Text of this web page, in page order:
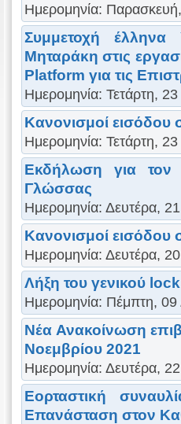
Ημερομηνία:
Συμμετοχή
Μηταράκη στις
Platform για τις
Ημερομηνία: Τετάρτη,
Κανονισμοί
Ημερομηνία: Τετάρτη,
Εκδήλωση για τον
Γλώσσας
Ημερομηνία: Δευτέρα,
Κανονισμοί εισόδου
Ημερομηνία: Δευτέρα,
Λήξη του γενικού
Ημερομηνία: Πέμπτη, 09
Νέα Ανακοίνωση
Νοεμβρίου 2021
Ημερομηνία: Δευτέρα,
Εορταστική
Επανάσταση στον